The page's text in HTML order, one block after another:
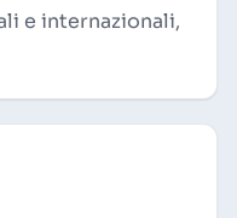
e internazionali,